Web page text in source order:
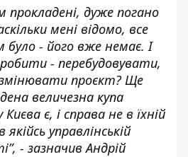
дуже погано
мені відомо, все
- його вже немає. І
- перебудовувати,
проєкт? Ще
величезна купа
є, і справа не в їхній
управлінській
- зазначив Андрій